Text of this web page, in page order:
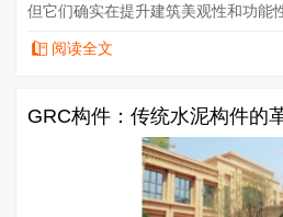
但它们确实在提升建筑美观性和功能
阅读全文
GRC构件：传统水泥构件的